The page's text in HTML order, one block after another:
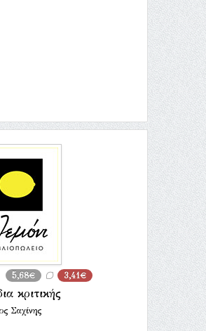
5,68€ 3,41€
κριτικής
Σαχίνης